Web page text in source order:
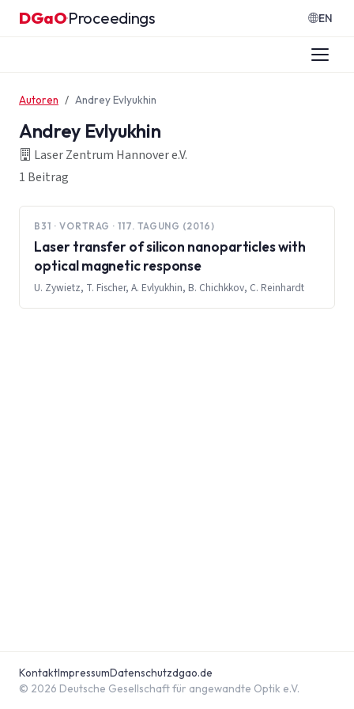
Zum Inhalt springen
DGaO·Proceedings EN
Autoren Andrey Evlyukhin
Andrey Evlyukhin
Laser Zentrum Hannover e.V.
1 Beitrag
B31 · VORTRAG · 117. TAGUNG (2016)
Laser transfer of silicon nanoparticles with
optical magnetic response
U. Zywietz, T. Fischer, A. Evlyukhin, B. Chichkkov, C. Reinhardt
© 2026 Deutsche Gesellschaft für angewandte Optik e.V.
KontaktImpressumDatenschutzdgao.de